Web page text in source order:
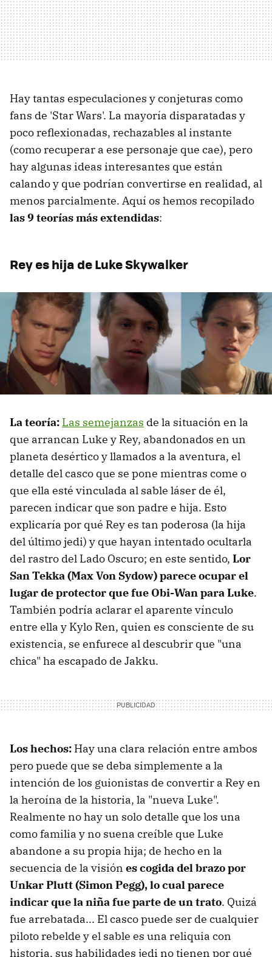
Hay tantas especulaciones y conjeturas como
fans de 'Star Wars'. La mayoría disparatadas y
poco reflexionadas, rechazables al instante
(como recuperar a ese personaje que cae), pero
hay algunas ideas interesantes que están
calando y que podrían convertirse en realidad, al
menos parcialmente. Aquí os hemos recopilado
las 9 teorías más extendidas:
Rey es hija de Luke Skywalker
La teoría: Las semejanzas de la situación en la
que arrancan Luke y Rey, abandonados en un
planeta desértico y llamados a la aventura, el
detalle del casco que se pone mientras come o
que ella esté vinculada al sable láser de él,
parecen indicar que son padre e hija. Esto
explicaría por qué Rey es tan poderosa (la hija
del último jedi) y que hayan intentado ocultarla
del rastro del Lado Oscuro; en este sentido, Lor
San Tekka (Max Von Sydow) parece ocupar el
lugar de protector que fue Obi-Wan para Luke.
También podría aclarar el aparente vínculo
entre ella y Kylo Ren, quien es consciente de su
existencia, se enfurece al descubrir que "una
chica" ha escapado de Jakku.
Los hechos: Hay una clara relación entre ambos
pero puede que se deba simplemente a la
intención de los guionistas de convertir a Rey en
la heroína de la historia, la "nueva Luke".
Realmente no hay un solo detalle que los una
como familia y no suena creíble que Luke
abandone a su propia hija; de hecho en la
secuencia de la visión es cogida del brazo por
Unkar Plutt (Simon Pegg), lo cual parece
indicar que la niña fue parte de un trato. Quizá
fue arrebatada... El casco puede ser de cualquier
piloto rebelde y el sable es una reliquia con
historia, sus habilidades jedi no tienen por qué